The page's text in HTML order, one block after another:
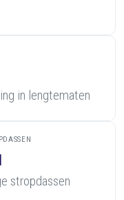
in lengtematen
stropdassen